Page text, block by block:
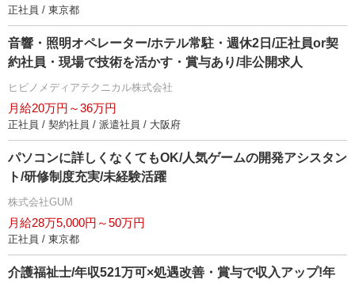
正社員 / 東京都
音響・照明オペレーター/ホテル常駐・週休2日/正社員or契
約社員・現場で技術を活かす・賞与あり/非公開求人
ヒビノメディアテクニカル株式会社
月給20万円～36万円
正社員 / 契約社員 / 派遣社員 / 大阪府
パソコンに詳しくなくてもOK/人気ゲームの開発アシスタン
ト/研修制度充実/未経験活躍
株式会社GUM
月給28万5,000円～50万円
正社員 / 東京都
介護福祉士/年収521万可×処遇改善・賞与で収入アップ!年